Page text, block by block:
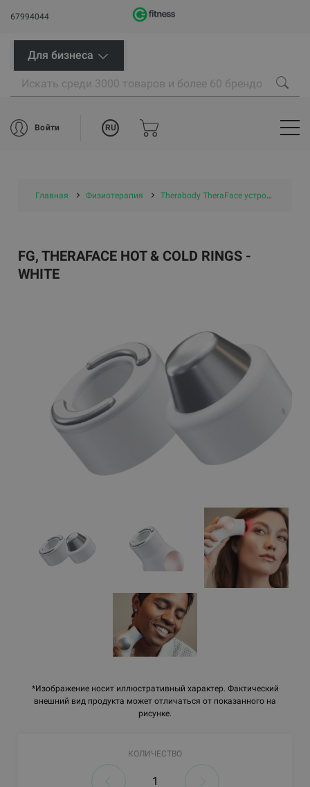
67994044
Для бизнеса
Войти RU
Главная Физиотерапия Therabody TheraFace устройства для лица
*Изображение носит иллюстративный характер. Фактический
внешний вид продукта может отличаться от показанного на
рисунке.
FG, THERAFACE HOT & COLD RINGS -
WHITE
КОЛИЧЕСТВО